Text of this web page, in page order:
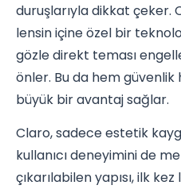
duruşlarıyla dikkat çeker.
lensin içine özel bir
gözle direkt teması
önler. Bu da hem
büyük bir avantaj sağlar.
Claro, sadece estetik
kullanıcı deneyimini de
çıkarılabilen yapısı, ilk